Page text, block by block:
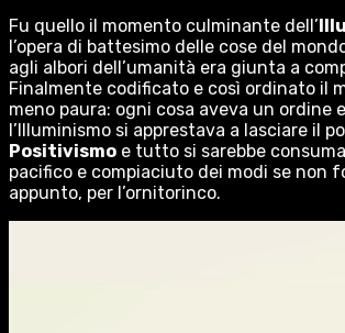
Fu quello il momento culminante dell’
l’opera di battesimo delle cose del
agli albori dell’umanità era giunta a
Finalmente codificato e così ordinato il
meno paura: ogni cosa aveva un ordine
l’Illuminismo si apprestava a lasciare il
Positivismo e tutto si sarebbe
pacifico e compiaciuto dei modi se non
appunto, per l’ornitorinco.